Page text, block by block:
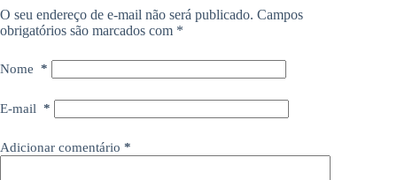
O seu endereço de e-mail não será publicado. Campos
obrigatórios são marcados com *
Nome *
E-mail *
Adicionar comentário *